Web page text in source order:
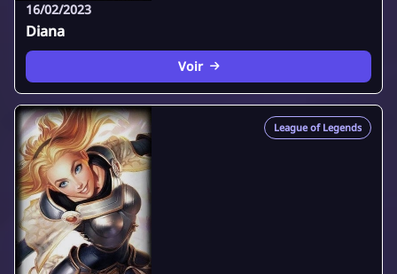
16/02/2023
Diana
Voir
League of Legends